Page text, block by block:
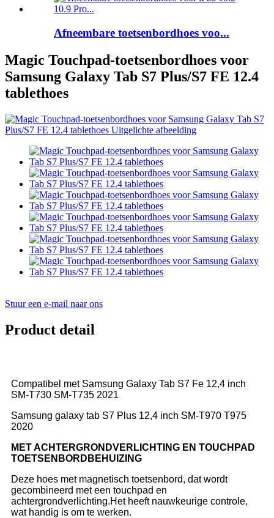
Afneembare toetsenbordhoes voo...
Magic Touchpad-toetsenbordhoes voor
Samsung Galaxy Tab S7 Plus/S7 FE 12.4
tablethoes
Stuur een e-mail naar ons
Product detail
Compatibel met Samsung Galaxy Tab S7 Fe 12,4 inch
SM-T730 SM-T735 2021
Samsung galaxy tab S7 Plus 12,4 inch SM-T970 T975
2020
MET ACHTERGRONDVERLICHTING EN TOUCHPAD
TOETSENBORDBEHUIZING
Deze hoes met magnetisch toetsenbord, dat wordt
gecombineerd met een touchpad en
achtergrondverlichting.Het heeft nauwkeurige controle,
wat handig is om te werken.